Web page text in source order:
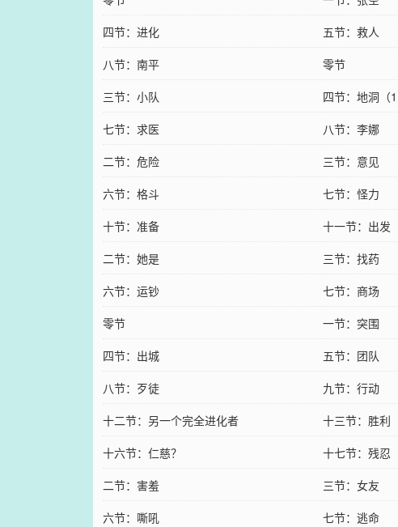
四节：进化
五节：救人
八节：南平
零节
三节：小队
四节：地洞（1
七节：求医
八节：李娜
二节：危险
三节：意见
六节：格斗
七节：怪力
十节：准备
十一节：出发
二节：她是
三节：找药
六节：运钞
七节：商场
零节
一节：突围
四节：出城
五节：团队
八节：歹徒
九节：行动
十二节：另一个完全进化者
十三节：胜利
十六节：仁慈？
十七节：残忍
二节：害羞
三节：女友
六节：嘶吼
七节：逃命